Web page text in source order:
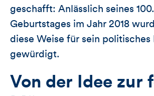
geschafft: Anlässlich seines 100.
Geburtstages im Jahr 2018
diese Weise für sein politisches
gewürdigt.
Von der Idee zur